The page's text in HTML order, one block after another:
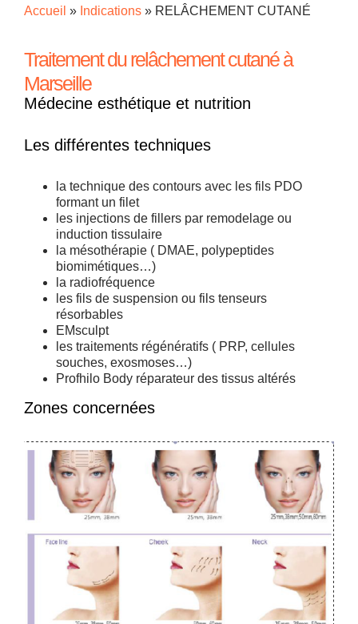
Accueil » Indications » RELÂCHEMENT CUTANÉ
Traitement du relâchement cutané à
Marseille
Médecine esthétique et nutrition
Les différentes techniques
la technique des contours avec les fils PDO
formant un filet
les injections de fillers par remodelage ou
induction tissulaire
la mésothérapie ( DMAE, polypeptides
biomimétiques…)
la radiofréquence
les fils de suspension ou fils tenseurs
résorbables
EMsculpt
les traitements régénératifs ( PRP, cellules
souches, exosmoses…)
Profhilo Body réparateur des tissus altérés
Zones concernées